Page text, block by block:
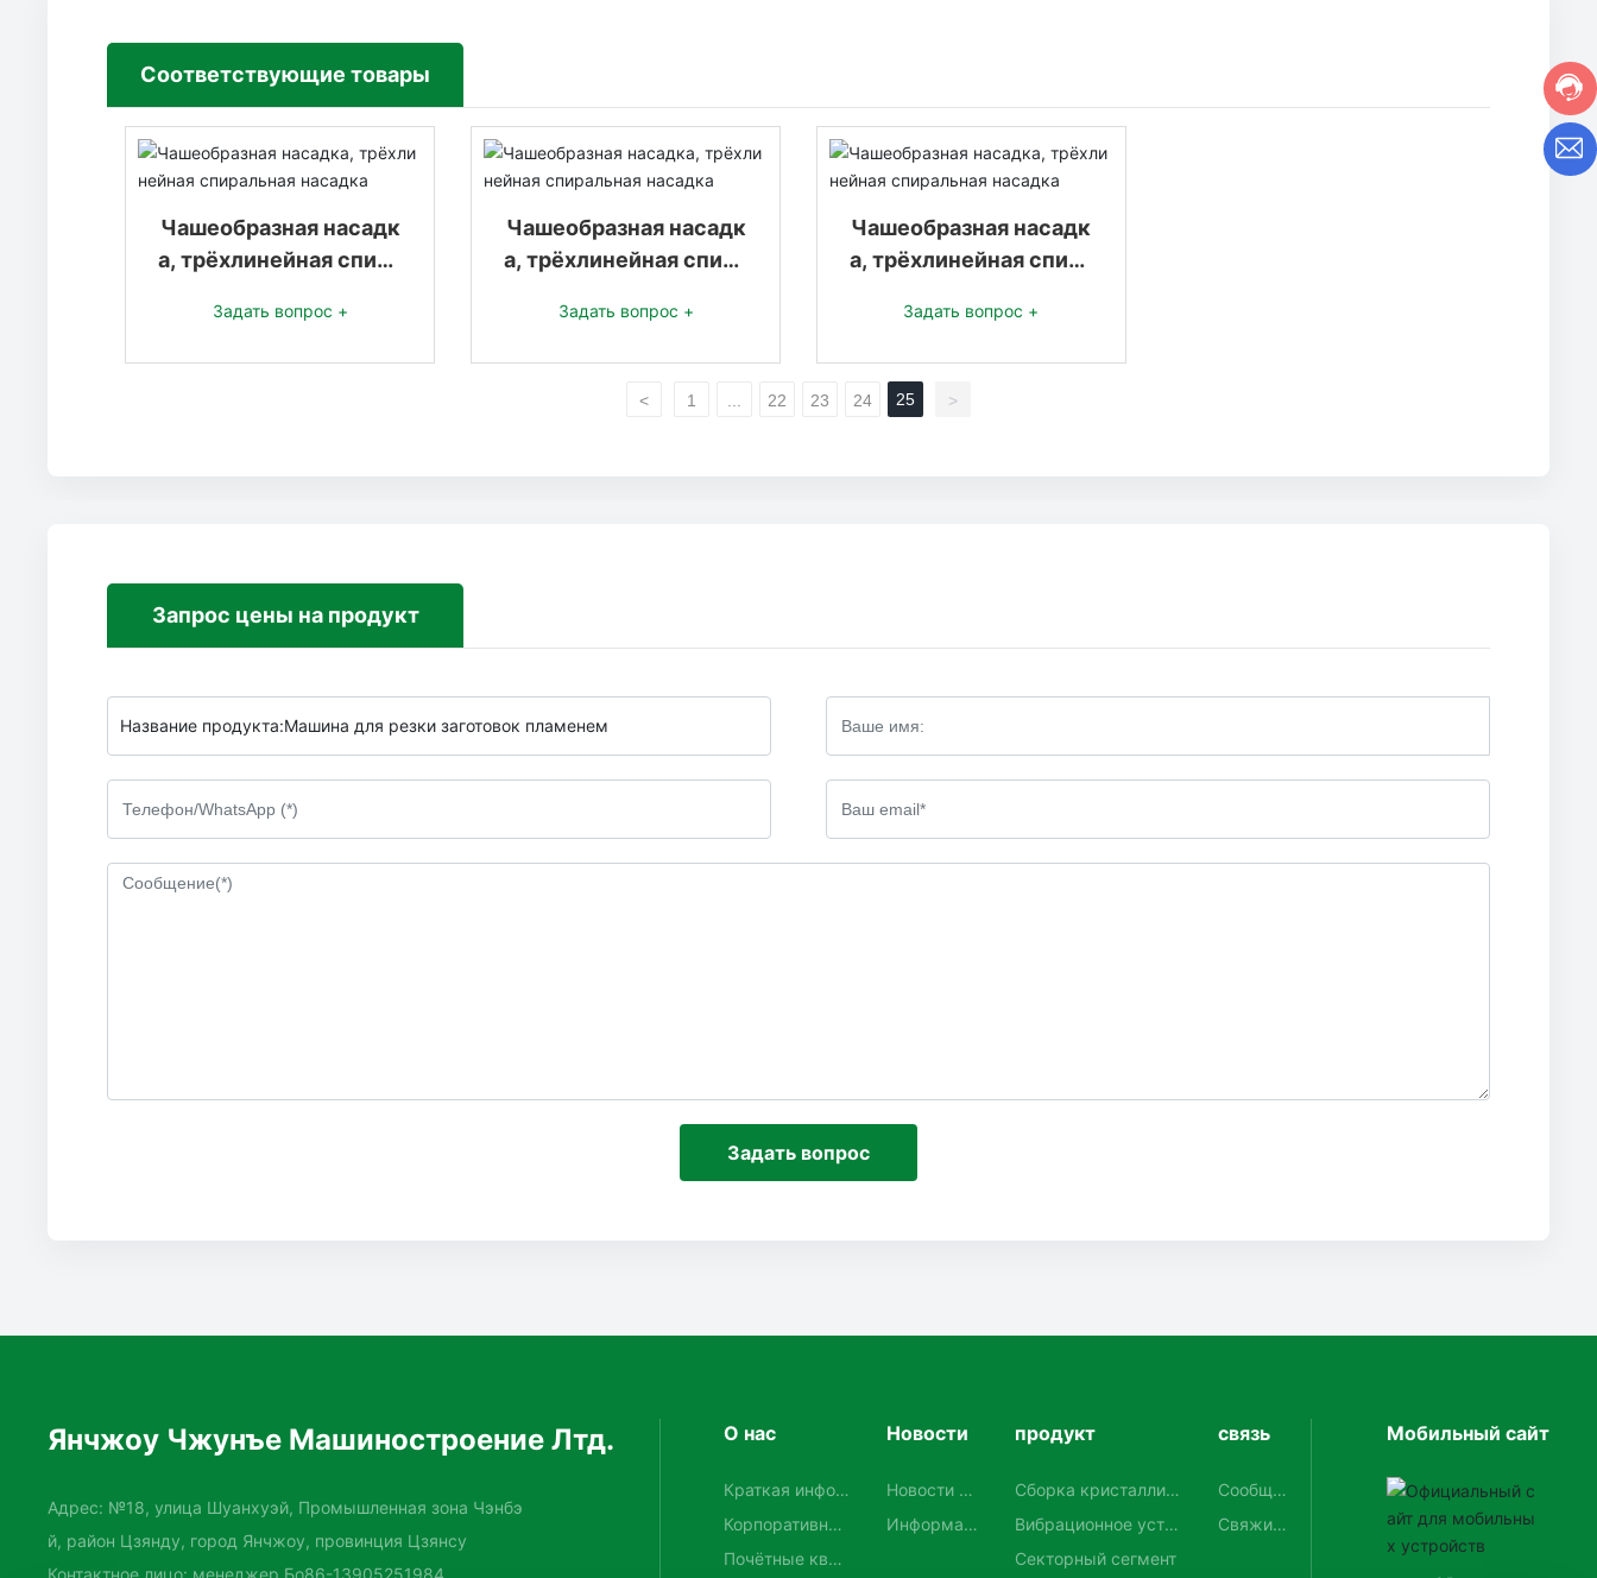
Соответствующие товары
Чашеобразная насадк
а, трёхлинейная спира
Задать вопрос +
Чашеобразная насадк
а, трёхлинейная спира
Задать вопрос +
Чашеобразная насадк
а, трёхлинейная спира
Задать вопрос +
< 1 22 23 24 25 >
Запрос цены на продукт
Название продукта:Машина для резки заготовок пламенем
Задать вопрос
Янчжоу Чжунъе Машиностроение Лтд.
Адрес: №18, улица Шуанхуэй, Промышленная зона Чэнбэ
й, район Цзянду, город Янчжоу, провинция Цзянсу
Контактное лицо: менеджер Бо86-13905251984
О нас
Краткая инфор
мация о компа
нии
Корпоративная
культура
Почётные квал
Новости
Новости ко
мпании
Информац
продукт
Сборка кристаллиз
атора
Вибрационное устр
ойство кристаллиза
Секторный сегмент
связь
Сообщен
ие клиен
Свяжите
Мобильный сайт